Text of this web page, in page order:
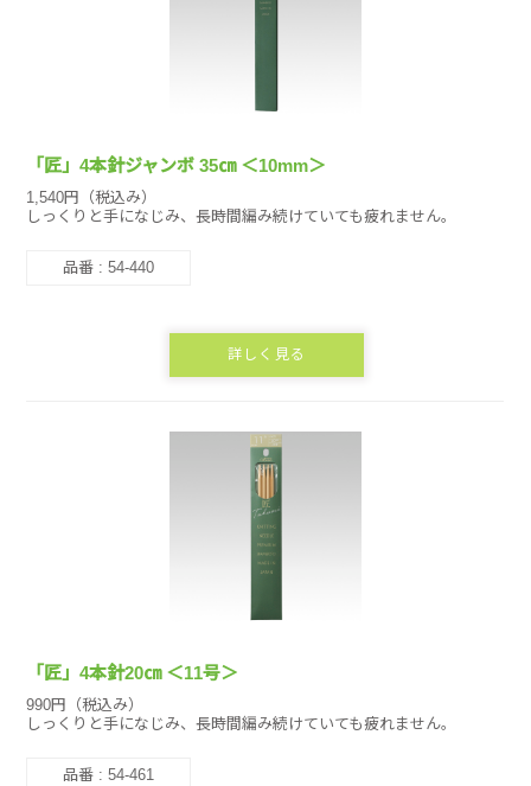
「匠」4本針ジャンボ 35㎝ ＜10mm＞
1,540円（税込み）
しっくりと手になじみ、長時間編み続けていても疲れません。
品番 : 54-440
詳しく見る
「匠」4本針20㎝ ＜11号＞
990円（税込み）
しっくりと手になじみ、長時間編み続けていても疲れません。
品番 : 54-461